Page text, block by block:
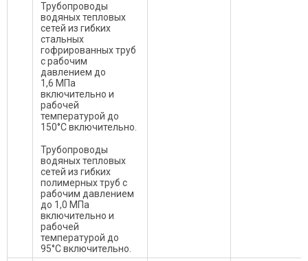
Трубопроводы
водяных тепловых
сетей из гибких
стальных
гофрированных труб
с рабочим
давлением до
1,6 МПа
включительно и
рабочей
температурой до
150°С включительно.
Трубопроводы
водяных тепловых
сетей из гибких
полимерных труб с
рабочим давлением
до 1,0 МПа
включительно и
рабочей
температурой до
95°С включительно.